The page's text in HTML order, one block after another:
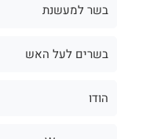
בשר למעשנת
בשרים לעל האש
הודו